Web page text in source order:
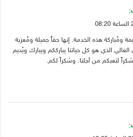
:
ومُباركة هذه الخدمة. إنها حقاً جميلة ومُعزية
الغالي الذي هو كل حياتنا يبارككم ويبارك ويُديم
لتعبكم من أجلنا. وشكراً لكم.
: